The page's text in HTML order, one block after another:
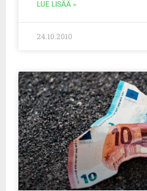
LUE LISÄÄ »
24.10.2010